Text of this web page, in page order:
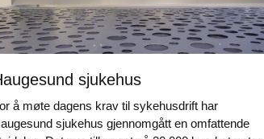
sjukehus
å møte dagens krav til sykehusdrift har
sjukehus gjennomgått en omfattende